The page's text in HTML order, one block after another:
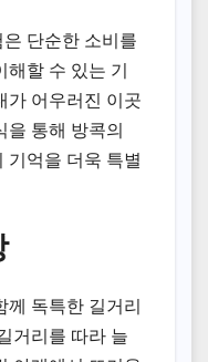
단순한 소비를
해할 수 있는 기
가 어우러진 이곳
을 통해 방콕의
기억을 더욱 특별
께 독특한 길거리
거리를 따라 늘